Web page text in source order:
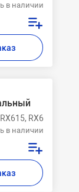
в наличии
RX610,
в наличии